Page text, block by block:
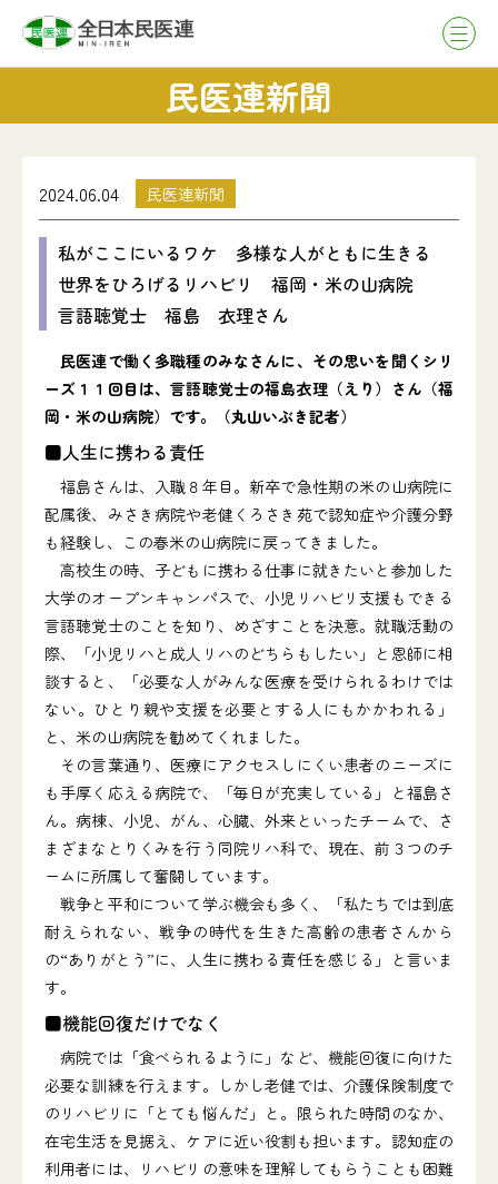
民医連新聞
2024.06.04 民医連新聞
私がここにいるワケ 多様な人がともに生きる
世界をひろげるリハビリ 福岡・米の山病院
言語聴覚士 福島 衣理さん
民医連で働く多職種のみなさんに、その思いを聞くシリ
ーズ１１回目は、言語聴覚士の福島衣理（えり）さん（福
岡・米の山病院）です。（丸山いぶき記者）
■人生に携わる責任
福島さんは、入職８年目。新卒で急性期の米の山病院に
配属後、みさき病院や老健くろさき苑で認知症や介護分野
も経験し、この春米の山病院に戻ってきました。
高校生の時、子どもに携わる仕事に就きたいと参加した
大学のオープンキャンパスで、小児リハビリ支援もできる
言語聴覚士のことを知り、めざすことを決意。就職活動の
際、「小児リハと成人リハのどちらもしたい」と恩師に相
談すると、「必要な人がみんな医療を受けられるわけでは
ない。ひとり親や支援を必要とする人にもかかわれる」
と、米の山病院を勧めてくれました。
その言葉通り、医療にアクセスしにくい患者のニーズに
も手厚く応える病院で、「毎日が充実している」と福島さ
ん。病棟、小児、がん、心臓、外来といったチームで、さ
まざまなとりくみを行う同院リハ科で、現在、前３つのチ
ームに所属して奮闘しています。
戦争と平和について学ぶ機会も多く、「私たちでは到底
耐えられない、戦争の時代を生きた高齢の患者さんから
の“ありがとう”に、人生に携わる責任を感じる」と言いま
す。
■機能回復だけでなく
病院では「食べられるように」など、機能回復に向けた
必要な訓練を行えます。しかし老健では、介護保険制度で
のリハビリに「とても悩んだ」と。限られた時間のなか、
在宅生活を見据え、ケアに近い役割も担います。認知症の
利用者には、リハビリの意味を理解してもらうことも困難